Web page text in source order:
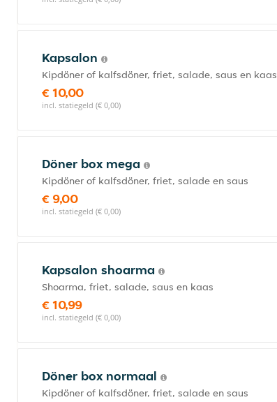
Kapsalon
Kipdöner of kalfsdöner, friet, salade, saus en kaas
€ 10,00
incl. statiegeld (€ 0,00)
Döner box mega
Kipdöner of kalfsdöner, friet, salade en saus
€ 9,00
incl. statiegeld (€ 0,00)
Kapsalon shoarma
Shoarma, friet, salade, saus en kaas
€ 10,99
incl. statiegeld (€ 0,00)
Döner box normaal
Kipdöner of kalfsdöner, friet, salade en saus